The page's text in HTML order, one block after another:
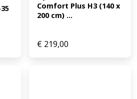
Comfort Plus H3 (140 x
200 cm) ...
€ 219,00